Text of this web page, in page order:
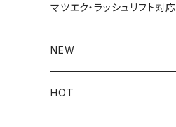
face
ファンデーション
UVケア
eye
まつ毛美容液
Lip
マツエク・ラッシュリフト対応
NEW
HOT